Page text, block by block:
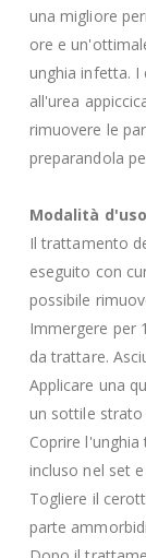
una migliore
ore e
unghia infetta.
all'urea
rimuovere le
preparandola
Modalità d'uso
Il trattamento
eseguito con
possibile
Immergere per
da trattare.
Applicare una
un sottile
Coprire
incluso nel set
Togliere il
parte